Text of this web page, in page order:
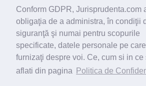
Conform GDPR, Jurisprudenta.com
obligaţia de a administra, în condiţii
siguranţă şi numai pentru scopurile
specificate, datele personale pe
furnizaţi despre voi. Ce, cum si in ce
aflati din pagina
Politica de